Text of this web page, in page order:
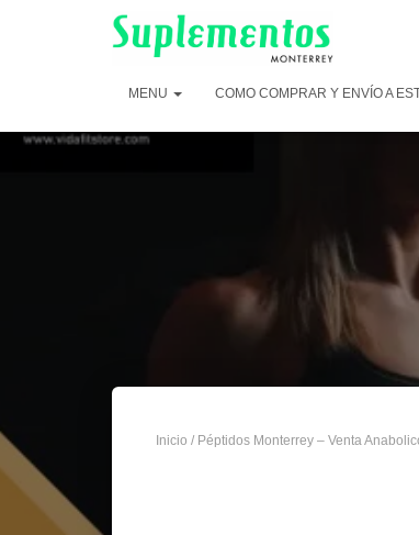
MENU COMO COMPRAR Y ENVÍO A
Inicio / Péptidos Monterrey – Venta